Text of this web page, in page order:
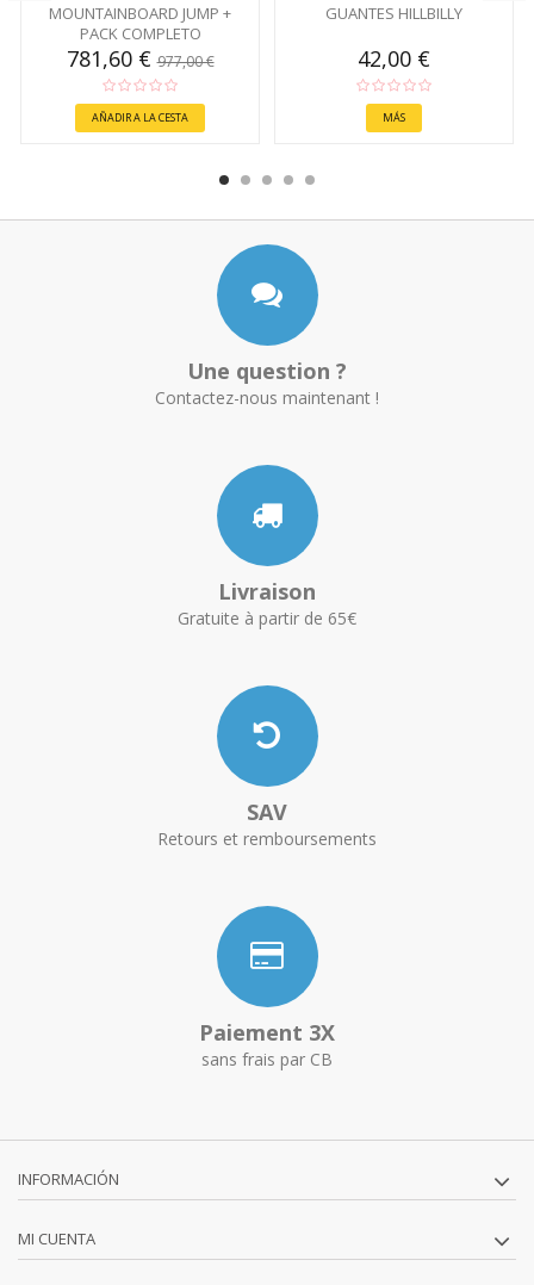
MOUNTAINBOARD JUMP +
PACK COMPLETO
781,60 €977,00 €
AÑADIR A LA CESTA
GUANTES HILLBILLY
42,00 €
MÁS
Une question ?
Contactez-nous maintenant !
Livraison
Gratuite à partir de 65€
SAV
Retours et remboursements
Paiement 3X
sans frais par CB
INFORMACIÓN
MI CUENTA